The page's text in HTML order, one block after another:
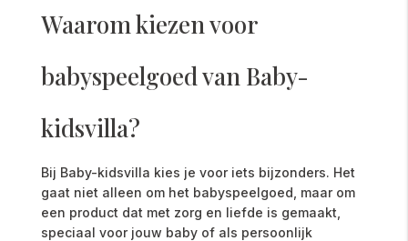
Waarom kiezen voor
babyspeelgoed van Baby-
kidsvilla?
Bij Baby-kidsvilla kies je voor iets bijzonders. Het
gaat niet alleen om het babyspeelgoed, maar om
een product dat met zorg en liefde is gemaakt,
speciaal voor jouw baby of als persoonlijk